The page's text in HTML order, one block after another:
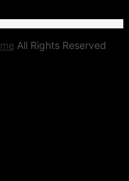
All Rights Reserved